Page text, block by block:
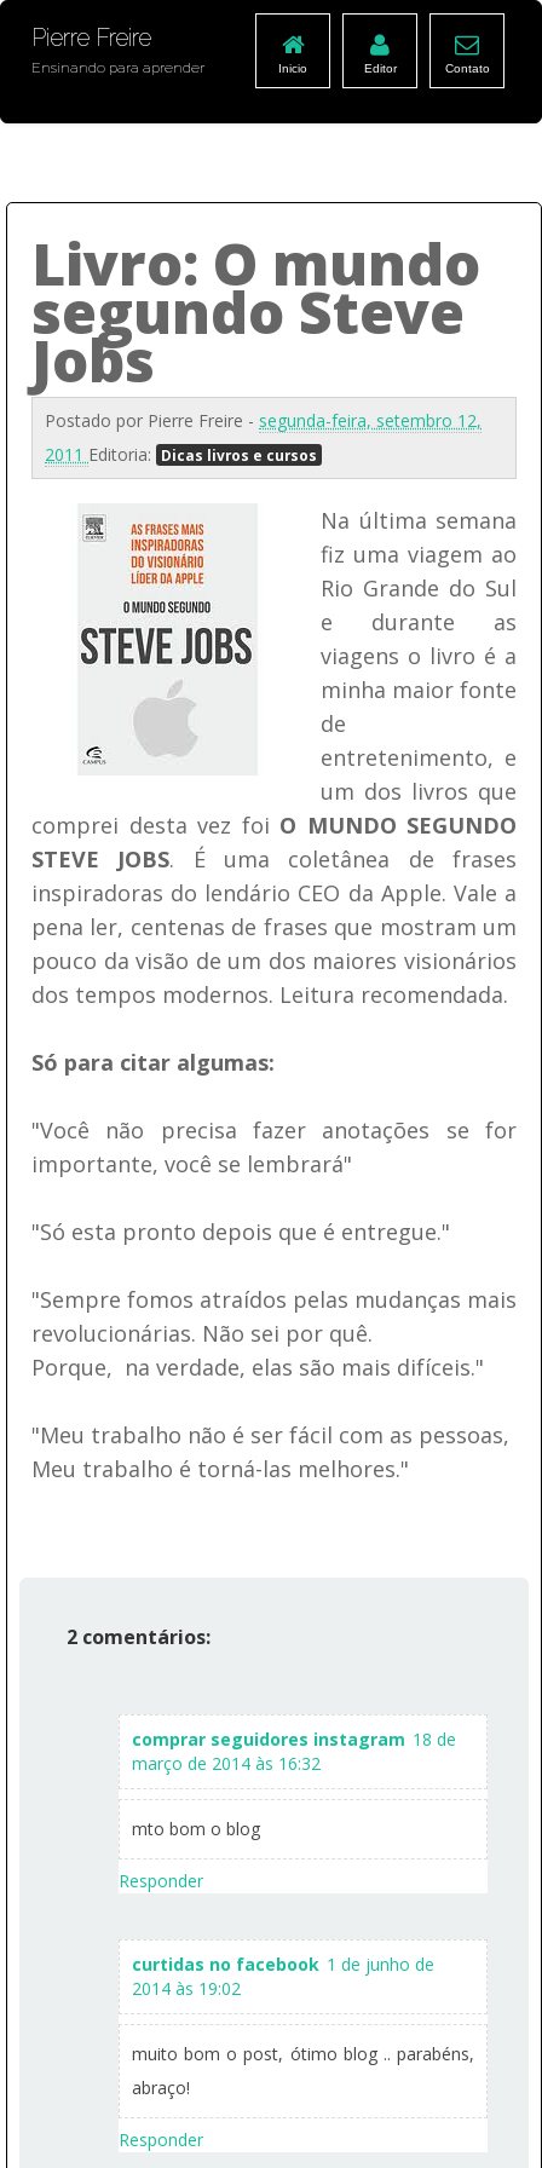
Pierre Freire
Ensinando para aprender Inicio Editor Contato
Livro: O mundo
segundo Steve
Jobs
Postado por Pierre Freire - segunda-feira, setembro 12,
2011 Editoria: Dicas livros e cursos
Na última semana
fiz uma viagem ao
Rio Grande do Sul
e durante as
viagens o livro é a
minha maior fonte
de
entretenimento, e
um dos livros que
comprei desta vez foi O MUNDO SEGUNDO
STEVE JOBS. É uma coletânea de frases
inspiradoras do lendário CEO da Apple. Vale a
pena ler, centenas de frases que mostram um
pouco da visão de um dos maiores visionários
dos tempos modernos. Leitura recomendada.
Só para citar algumas:
"Você não precisa fazer anotações se for
importante, você se lembrará"
"Só esta pronto depois que é entregue."
"Sempre fomos atraídos pelas mudanças mais
revolucionárias. Não sei por quê.
Porque, na verdade, elas são mais difíceis."
"Meu trabalho não é ser fácil com as pessoas,
Meu trabalho é torná-las melhores."
2 comentários:
comprar seguidores instagram 18 de
março de 2014 às 16:32
mto bom o blog
Responder
curtidas no facebook 1 de junho de
2014 às 19:02
muito bom o post, ótimo blog .. parabéns,
abraço!
Responder